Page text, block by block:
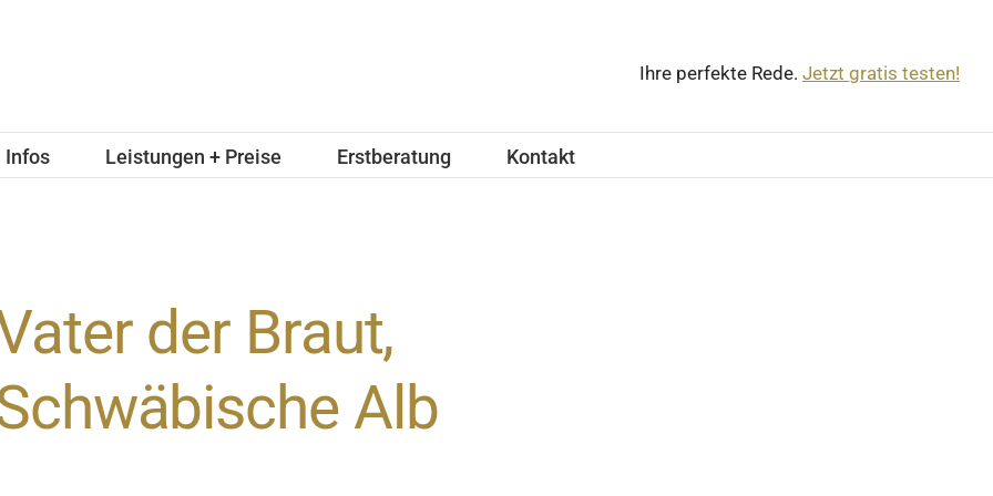
Ihre perfekte Rede. Jetzt gratis testen!
Infos Leistungen + Preise Erstberatung Kontakt
der Braut,
Alb